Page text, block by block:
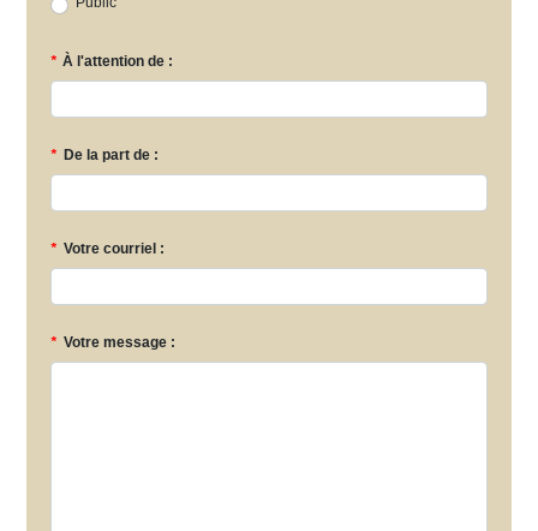
* À l'attention de :
* De la part de :
* Votre courriel :
* Votre message :